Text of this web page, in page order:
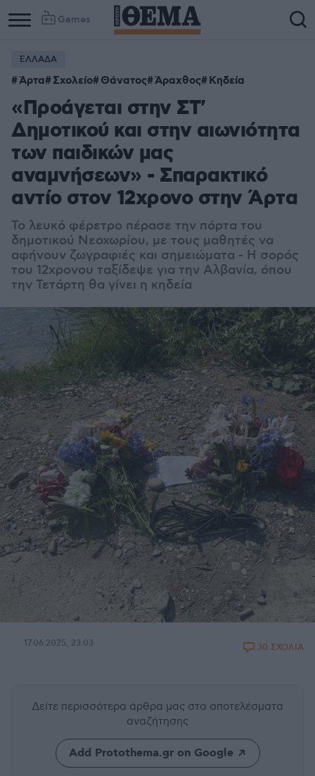
Games
ΕΛΛΑΔΑ
Άρτα Σχολείο Θάνατος Άραχθος Κηδεία
«Προάγεται στην ΣΤ'
Δημοτικού και στην αιωνιότητα
των παιδικών μας
αναμνήσεων» - Σπαρακτικό
αντίο στον 12χρονο στην Άρτα
Το λευκό φέρετρο πέρασε την πόρτα του
δημοτικού Νεοχωρίου, με τους μαθητές να
αφήνουν ζωγραφιές και σημειώματα - Η σορός
του 12χρονου ταξίδεψε για την Αλβανία, όπου
την Τετάρτη θα γίνει η κηδεία
17.06.2025, 23:03 30 ΣΧΟΛΙΑ
Δείτε περισσότερα άρθρα μας στα αποτελέσματα
αναζήτησης
Add Protothema.gr on Google